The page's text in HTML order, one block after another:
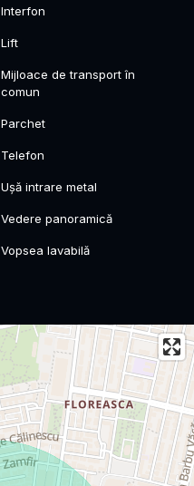
Interfon
Lift
Mijloace de transport în
comun
Parchet
Telefon
Ușă intrare metal
Vedere panoramică
Vopsea lavabilă